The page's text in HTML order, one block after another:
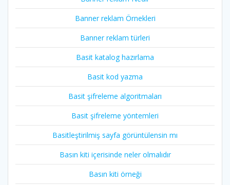
Banner reklam Örnekleri
Banner reklam türleri
Basit katalog hazırlama
Basit kod yazma
Basit şifreleme algoritmaları
Basit şifreleme yöntemleri
Basitleştirilmiş sayfa görüntülensin mı
Basın kiti içerisinde neler olmalıdır
Basın kiti örneği